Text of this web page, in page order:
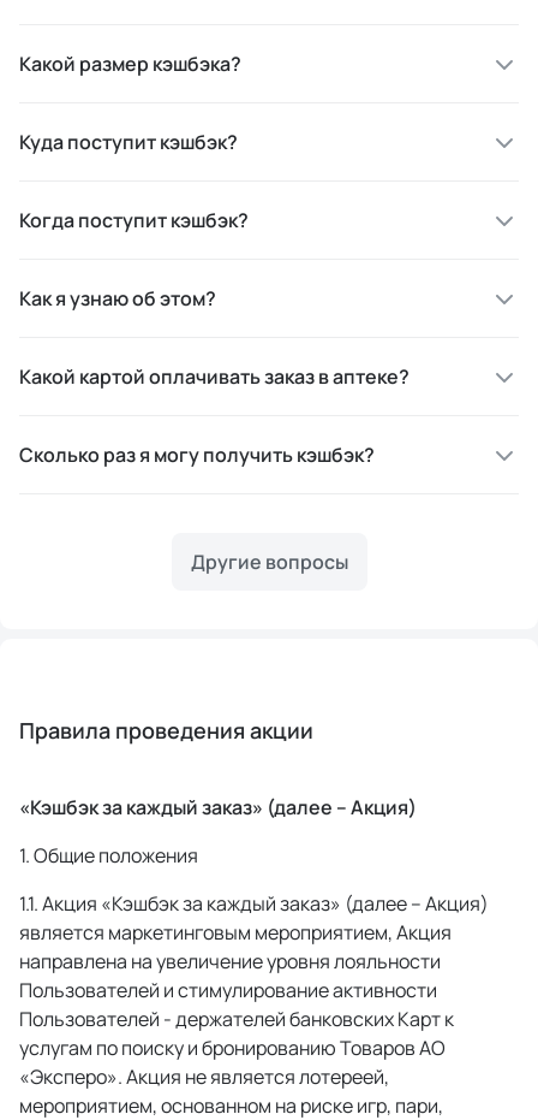
Какой размер кэшбэка?
Куда поступит кэшбэк?
Когда поступит кэшбэк?
Как я узнаю об этом?
Какой картой оплачивать заказ в аптеке?
Сколько раз я могу получить кэшбэк?
Другие вопросы
Правила проведения акции
«Кэшбэк за каждый заказ» (далее – Акция)
1. Общие положения
Акция «Кэшбэк за каждый заказ» (далее – Акция)
является маркетинговым мероприятием, Акция
направлена на увеличение уровня лояльности
Пользователей и стимулирование активности
Пользователей - держателей банковских Карт к
услугам по поиску и бронированию Товаров АО
«Эксперо». Акция не является лотереей,
мероприятием, основанном на риске игр, пари,